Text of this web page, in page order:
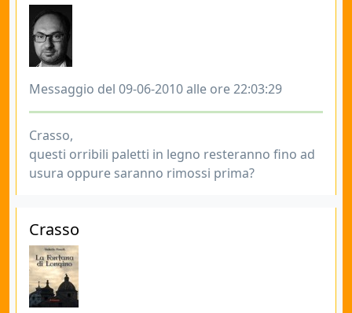
Messaggio del 09-06-2010 alle ore 22:03:29
Crasso,
questi orribili paletti in legno resteranno fino ad
usura oppure saranno rimossi prima?
Crasso